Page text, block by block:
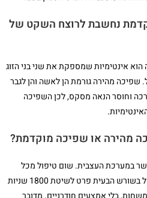
נחשבת לרוצח השקט של
הוא אינטימיות שמספקת את שני בני הזוג
מהירה גורמת הן לאשה והן לגבר
וחוסר הנאה מסקס, לכן השפיכה
מהירה או שפיכה מוקדמת?
במערכת העצבית. שום טיפול מכל
הטיפולים כביכול הקיימים לא מטפל בשורש הבעית פרט לשיטת 1800 שניות